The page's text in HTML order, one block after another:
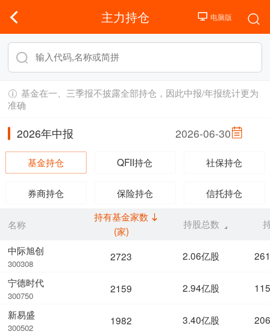
主力持仓
基金在一、三季报不披露全部持仓，因此中报/年报统计更为
准确
2026年中报 2026-06-30
基金持仓 QFII持仓 社保持仓
券商持仓 保险持仓 信托持仓
名称
中际旭创
300308
宁德时代
300750
新易盛
300502
持有基金家数
(家)
持股总数
2723 2.06亿股
2159 2.94亿股
1982 3.40亿股